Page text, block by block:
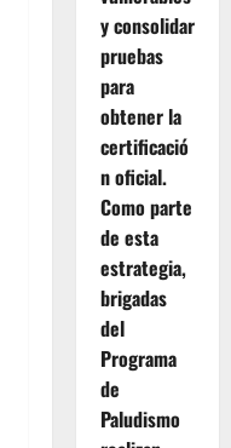
y consolidar
pruebas
para
obtener la
certificació
n oficial.
Como parte
de esta
estrategia,
brigadas
del
Programa
de
Paludismo